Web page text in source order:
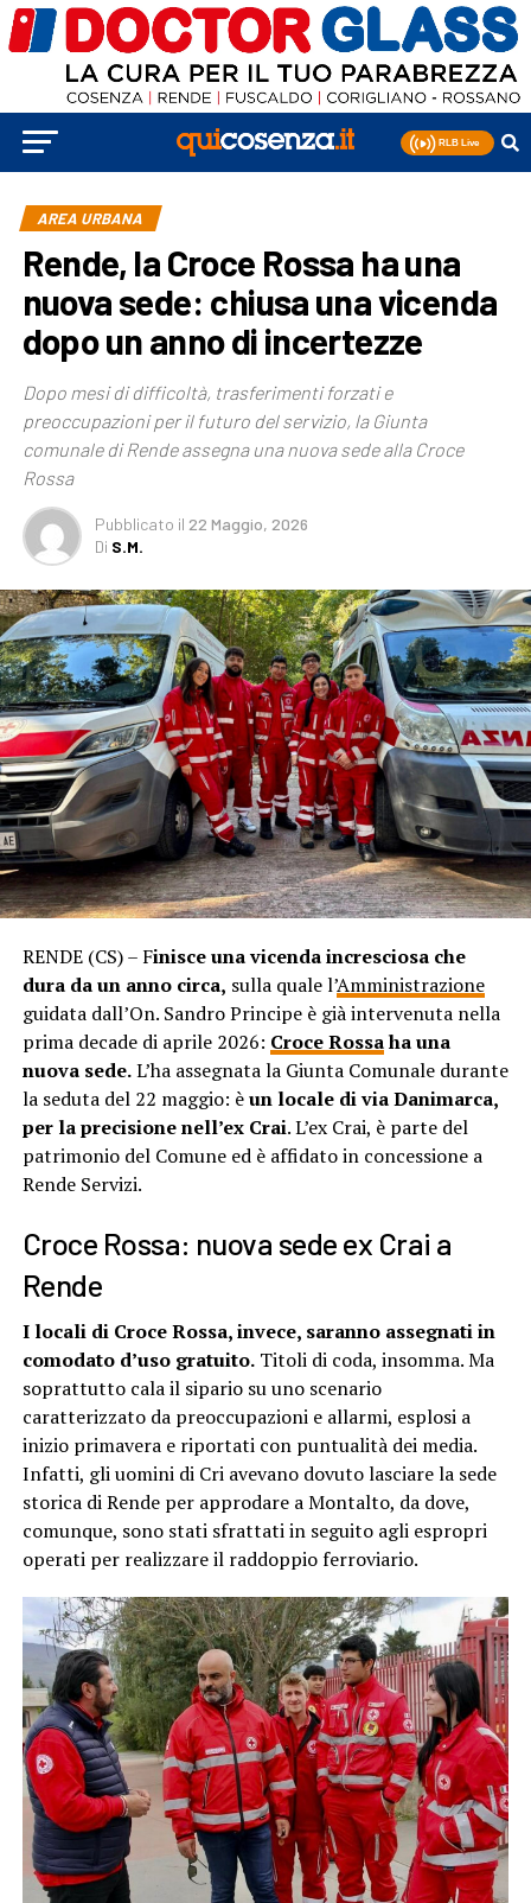
AREA URBANA
Rende, la Croce Rossa ha una
nuova sede: chiusa una vicenda
dopo un anno di incertezze
Dopo mesi di difficoltà, trasferimenti forzati e
preoccupazioni per il futuro del servizio, la Giunta
comunale di Rende assegna una nuova sede alla Croce
Rossa
Pubblicato il 22 Maggio, 2026
Di S.M.
RENDE (CS) – Finisce una vicenda incresciosa che
dura da un anno circa, sulla quale l’Amministrazione
guidata dall’On. Sandro Principe è già intervenuta nella
prima decade di aprile 2026: Croce Rossaha una
nuova sede.L’ha assegnata la Giunta Comunale durante
la seduta del 22 maggio: èun locale di via Danimarca,
per la precisione nell’ex Crai. L’ex Crai, è parte del
patrimonio del Comune ed è affidato in concessione a
Rende Servizi.
Croce Rossa: nuova sede ex Crai a
Rende
I locali di Croce Rossa, invece, saranno assegnati in
comodato d’uso gratuito.Titoli di coda, insomma. Ma
soprattutto cala il sipario su uno scenario
caratterizzato da preoccupazioni e allarmi, esplosi a
inizio primavera e riportati con puntualità dei media.
Infatti, gli uomini di Cri avevano dovuto lasciare la sede
storica di Rende per approdare a Montalto, da dove,
comunque, sono stati sfrattati in seguito agli espropri
operati per realizzare il raddoppio ferroviario.